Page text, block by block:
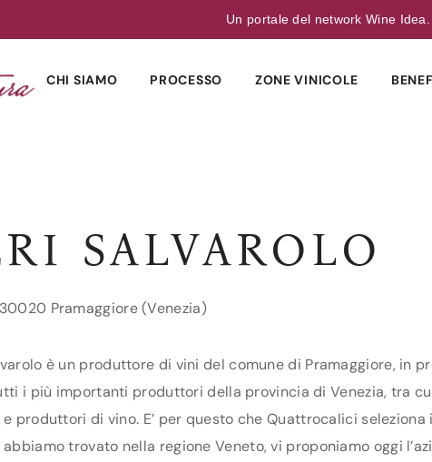
Un portale del network Wine
CHI SIAMO PROCESSO ZONE VINICOLE
SALVAROLO
Pramaggiore (Venezia)
è un produttore di vini del comune di Pramaggiore, in
i più importanti produttori della provincia di Venezia, tra
produttori di vino. E’ per questo che Quattrocalici
trovato nella regione Veneto, vi proponiamo oggi